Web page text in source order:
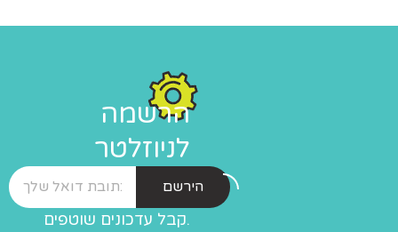
הרשמה
לניוזלטר
הירשם
.קבל עדכונים שוטפים